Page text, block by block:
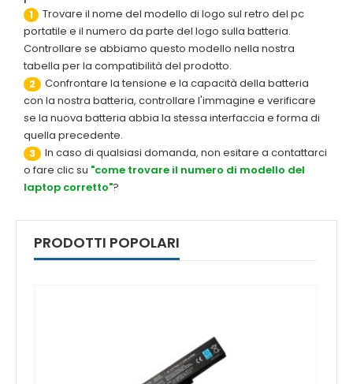
1
Trovare il nome del modello di logo sul retro del pc
portatile e il numero da parte del logo sulla batteria.
Controllare se abbiamo questo modello nella nostra
tabella per la compatibilità del prodotto.
2
Confrontare la tensione e la capacità della batteria
con la nostra batteria, controllare l'immagine e verificare
se la nuova batteria abbia la stessa interfaccia e forma di
quella precedente.
3
In caso di qualsiasi domanda, non esitare a contattarci
o fare clic su "come trovare il numero di modello del
laptop corretto"?
PRODOTTI POPOLARI